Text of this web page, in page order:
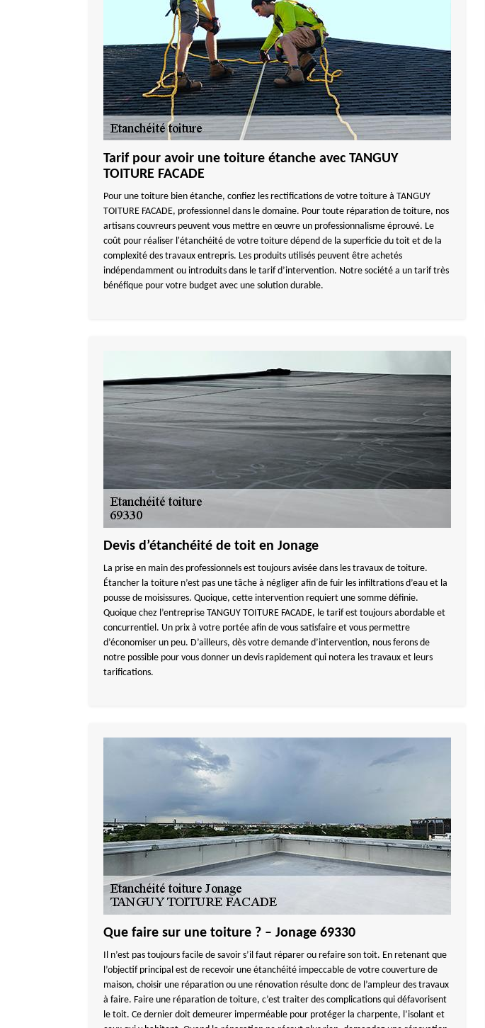
Tarif pour avoir une toiture étanche avec TANGUY
TOITURE FACADE
Pour une toiture bien étanche, confiez les rectifications de votre toiture à TANGUY
TOITURE FACADE, professionnel dans le domaine. Pour toute réparation de toiture, nos
artisans couvreurs peuvent vous mettre en œuvre un professionnalisme éprouvé. Le
coût pour réaliser l'étanchéité de votre toiture dépend de la superficie du toit et de la
complexité des travaux entrepris. Les produits utilisés peuvent être achetés
indépendamment ou introduits dans le tarif d’intervention. Notre société a un tarif très
bénéfique pour votre budget avec une solution durable.
Devis d’étanchéité de toit en Jonage
La prise en main des professionnels est toujours avisée dans les travaux de toiture.
Étancher la toiture n’est pas une tâche à négliger afin de fuir les infiltrations d’eau et la
pousse de moisissures. Quoique, cette intervention requiert une somme définie.
Quoique chez l’entreprise TANGUY TOITURE FACADE, le tarif est toujours abordable et
concurrentiel. Un prix à votre portée afin de vous satisfaire et vous permettre
d’économiser un peu. D’ailleurs, dès votre demande d’intervention, nous ferons de
notre possible pour vous donner un devis rapidement qui notera les travaux et leurs
tarifications.
Que faire sur une toiture ? – Jonage 69330
Il n’est pas toujours facile de savoir s’il faut réparer ou refaire son toit. En retenant que
l’objectif principal est de recevoir une étanchéité impeccable de votre couverture de
maison, choisir une réparation ou une rénovation résulte donc de l’ampleur des travaux
à faire. Faire une réparation de toiture, c’est traiter des complications qui défavorisent
le toit. Ce dernier doit demeurer imperméable pour protéger la charpente, l’isolant et